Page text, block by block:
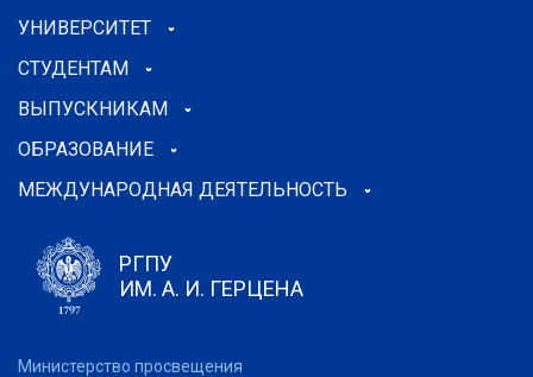
УНИВЕРСИТЕТ
СТУДЕНТАМ
ВЫПУСКНИКАМ
ОБРАЗОВАНИЕ
МЕЖДУНАРОДНАЯ ДЕЯТЕЛЬНОСТЬ
РГПУ
ИМ. А. И. ГЕРЦЕНА
Министерство просвещения